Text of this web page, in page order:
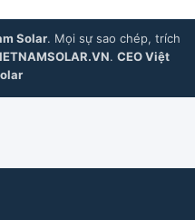
Solar. Mọi sự sao chép, trích
. CEO Việt